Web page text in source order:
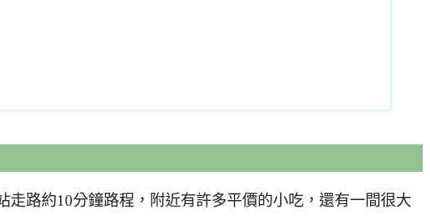
走路約10分鐘路程，附近有許多平價的小吃，還有一間很大